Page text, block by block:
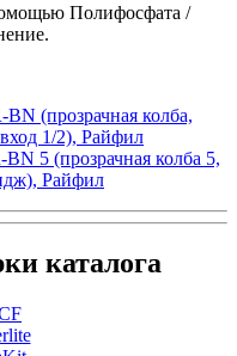
Полифосфата /
(прозрачная колба,
1/2), Райфил
5 (прозрачная колба 5,
Райфил
каталога